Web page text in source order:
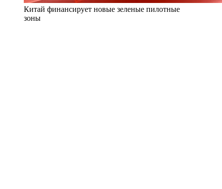
Китай финансирует новые зеленые пилотные
зоны